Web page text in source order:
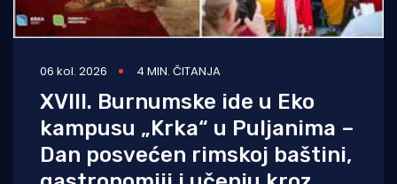
06 kol. 2026 4 MIN. ČITANJA
XVIII. Burnumske ide u Eko
kampusu „Krka“ u Puljanima –
Dan posvećen rimskoj baštini,